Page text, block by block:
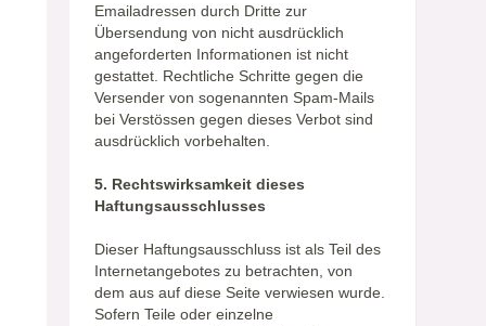
Emailadressen durch Dritte zur
Übersendung von nicht ausdrücklich
angeforderten Informationen ist nicht
gestattet. Rechtliche Schritte gegen die
Versender von sogenannten Spam-Mails
bei Verstössen gegen dieses Verbot sind
ausdrücklich vorbehalten.
5. Rechtswirksamkeit dieses
Haftungsausschlusses
Dieser Haftungsausschluss ist als Teil des
Internetangebotes zu betrachten, von
dem aus auf diese Seite verwiesen wurde.
Sofern Teile oder einzelne